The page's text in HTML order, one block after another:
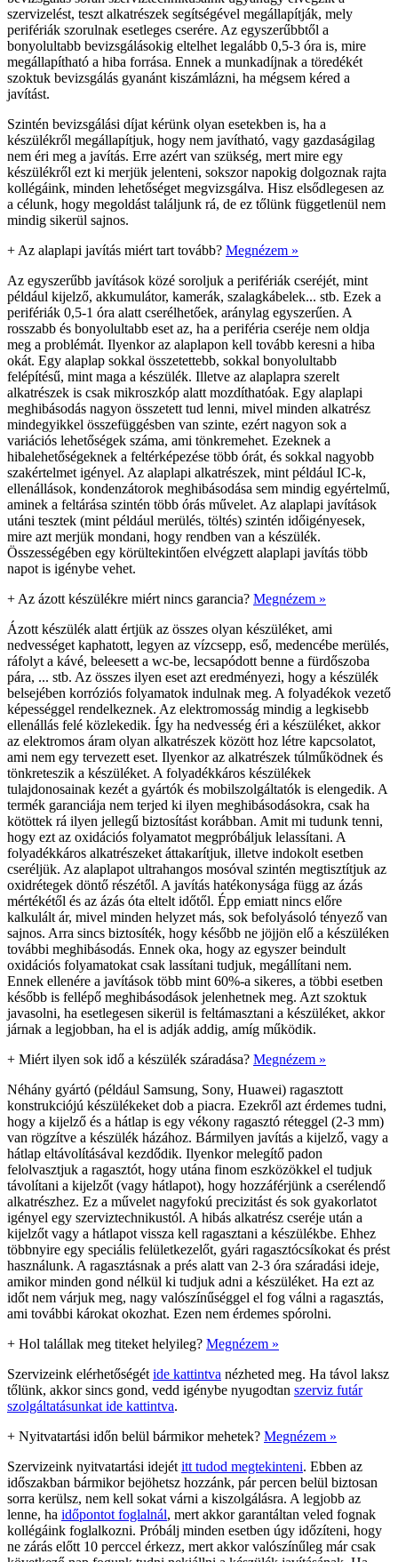
szervizelést, teszt alkatrészek segítségével megállapítják, mely
perifériák szorulnak esetleges cserére. Az egyszerűbbtől a
bonyolultabb bevizsgálásokig eltelhet legalább 0,5-3 óra is, mire
megállapítható a hiba forrása. Ennek a munkadíjnak a töredékét
szoktuk bevizsgálás gyanánt kiszámlázni, ha mégsem kéred a
javítást.
Szintén bevizsgálási díjat kérünk olyan esetekben is, ha a
készülékről megállapítjuk, hogy nem javítható, vagy gazdaságilag
nem éri meg a javítás. Erre azért van szükség, mert mire egy
készülékről ezt ki merjük jelenteni, sokszor napokig dolgoznak rajta
kollégáink, minden lehetőséget megvizsgálva. Hisz elsődlegesen az
a célunk, hogy megoldást találjunk rá, de ez tőlünk függetlenül nem
mindig sikerül sajnos.
+ Az alaplapi javítás miért tart tovább? Megnézem »
Az egyszerűbb javítások közé soroljuk a perifériák cseréjét, mint
például kijelző, akkumulátor, kamerák, szalagkábelek... stb. Ezek a
perifériák 0,5-1 óra alatt cserélhetőek, aránylag egyszerűen. A
rosszabb és bonyolultabb eset az, ha a periféria cseréje nem oldja
meg a problémát. Ilyenkor az alaplapon kell tovább keresni a hiba
okát. Egy alaplap sokkal összetettebb, sokkal bonyolultabb
felépítésű, mint maga a készülék. Illetve az alaplapra szerelt
alkatrészek is csak mikroszkóp alatt mozdíthatóak. Egy alaplapi
meghibásodás nagyon összetett tud lenni, mivel minden alkatrész
mindegyikkel összefüggésben van szinte, ezért nagyon sok a
variációs lehetőségek száma, ami tönkremehet. Ezeknek a
hibalehetőségeknek a feltérképezése több órát, és sokkal nagyobb
szakértelmet igényel. Az alaplapi alkatrészek, mint például IC-k,
ellenállások, kondenzátorok meghibásodása sem mindig egyértelmű,
aminek a feltárása szintén több órás művelet. Az alaplapi javítások
utáni tesztek (mint például merülés, töltés) szintén időigényesek,
mire azt merjük mondani, hogy rendben van a készülék.
Összességében egy körültekintően elvégzett alaplapi javítás több
napot is igénybe vehet.
+ Az ázott készülékre miért nincs garancia? Megnézem »
Ázott készülék alatt értjük az összes olyan készüléket, ami
nedvességet kaphatott, legyen az vízcsepp, eső, medencébe merülés,
ráfolyt a kávé, beleesett a wc-be, lecsapódott benne a fürdőszoba
pára, ... stb. Az összes ilyen eset azt eredményezi, hogy a készülék
belsejében korróziós folyamatok indulnak meg. A folyadékok vezető
képességgel rendelkeznek. Az elektromosság mindig a legkisebb
ellenállás felé közlekedik. Így ha nedvesség éri a készüléket, akkor
az elektromos áram olyan alkatrészek között hoz létre kapcsolatot,
ami nem egy tervezett eset. Ilyenkor az alkatrészek túlműködnek és
tönkreteszik a készüléket. A folyadékkáros készülékek
tulajdonosainak kezét a gyártók és mobilszolgáltatók is elengedik. A
termék garanciája nem terjed ki ilyen meghibásodásokra, csak ha
kötöttek rá ilyen jellegű biztosítást korábban. Amit mi tudunk tenni,
hogy ezt az oxidációs folyamatot megpróbáljuk lelassítani. A
folyadékkáros alkatrészeket áttakarítjuk, illetve indokolt esetben
cseréljük. Az alaplapot ultrahangos mosóval szintén megtisztítjuk az
oxidrétegek döntő részétől. A javítás hatékonysága függ az ázás
mértékétől és az ázás óta eltelt időtől. Épp emiatt nincs előre
kalkulált ár, mivel minden helyzet más, sok befolyásoló tényező van
sajnos. Arra sincs biztosíték, hogy később ne jöjjön elő a készüléken
további meghibásodás. Ennek oka, hogy az egyszer beindult
oxidációs folyamatokat csak lassítani tudjuk, megállítani nem.
Ennek ellenére a javítások több mint 60%-a sikeres, a többi esetben
később is fellépő meghibásodások jelenhetnek meg. Azt szoktuk
javasolni, ha esetlegesen sikerül is feltámasztani a készüléket, akkor
járnak a legjobban, ha el is adják addig, amíg működik.
+ Miért ilyen sok idő a készülék száradása? Megnézem »
Néhány gyártó (például Samsung, Sony, Huawei) ragasztott
konstrukciójú készülékeket dob a piacra. Ezekről azt érdemes tudni,
hogy a kijelző és a hátlap is egy vékony ragasztó réteggel (2-3 mm)
van rögzítve a készülék házához. Bármilyen javítás a kijelző, vagy a
hátlap eltávolításával kezdődik. Ilyenkor melegítő padon
felolvasztjuk a ragasztót, hogy utána finom eszközökkel el tudjuk
távolítani a kijelzőt (vagy hátlapot), hogy hozzáférjünk a cserélendő
alkatrészhez. Ez a művelet nagyfokú precizitást és sok gyakorlatot
igényel egy szerviztechnikustól. A hibás alkatrész cseréje után a
kijelzőt vagy a hátlapot vissza kell ragasztani a készülékbe. Ehhez
többnyire egy speciális felületkezelőt, gyári ragasztócsíkokat és prést
használunk. A ragasztásnak a prés alatt van 2-3 óra száradási ideje,
amikor minden gond nélkül ki tudjuk adni a készüléket. Ha ezt az
időt nem várjuk meg, nagy valószínűséggel el fog válni a ragasztás,
ami további károkat okozhat. Ezen nem érdemes spórolni.
+ Hol talállak meg titeket helyileg? Megnézem »
Szervizeink elérhetőségét ide kattintva nézheted meg. Ha távol laksz
tőlünk, akkor sincs gond, vedd igénybe nyugodtan szerviz futár
szolgáltatásunkat ide kattintva.
+ Nyitvatartási időn belül bármikor mehetek? Megnézem »
Szervizeink nyitvatartási idejét itt tudod megtekinteni. Ebben az
időszakban bármikor bejöhetsz hozzánk, pár percen belül biztosan
sorra kerülsz, nem kell sokat várni a kiszolgálásra. A legjobb az
lenne, ha időpontot foglalnál, mert akkor garantáltan veled fognak
kollégáink foglalkozni. Próbálj minden esetben úgy időzíteni, hogy
ne zárás előtt 10 perccel érkezz, mert akkor valószínűleg már csak